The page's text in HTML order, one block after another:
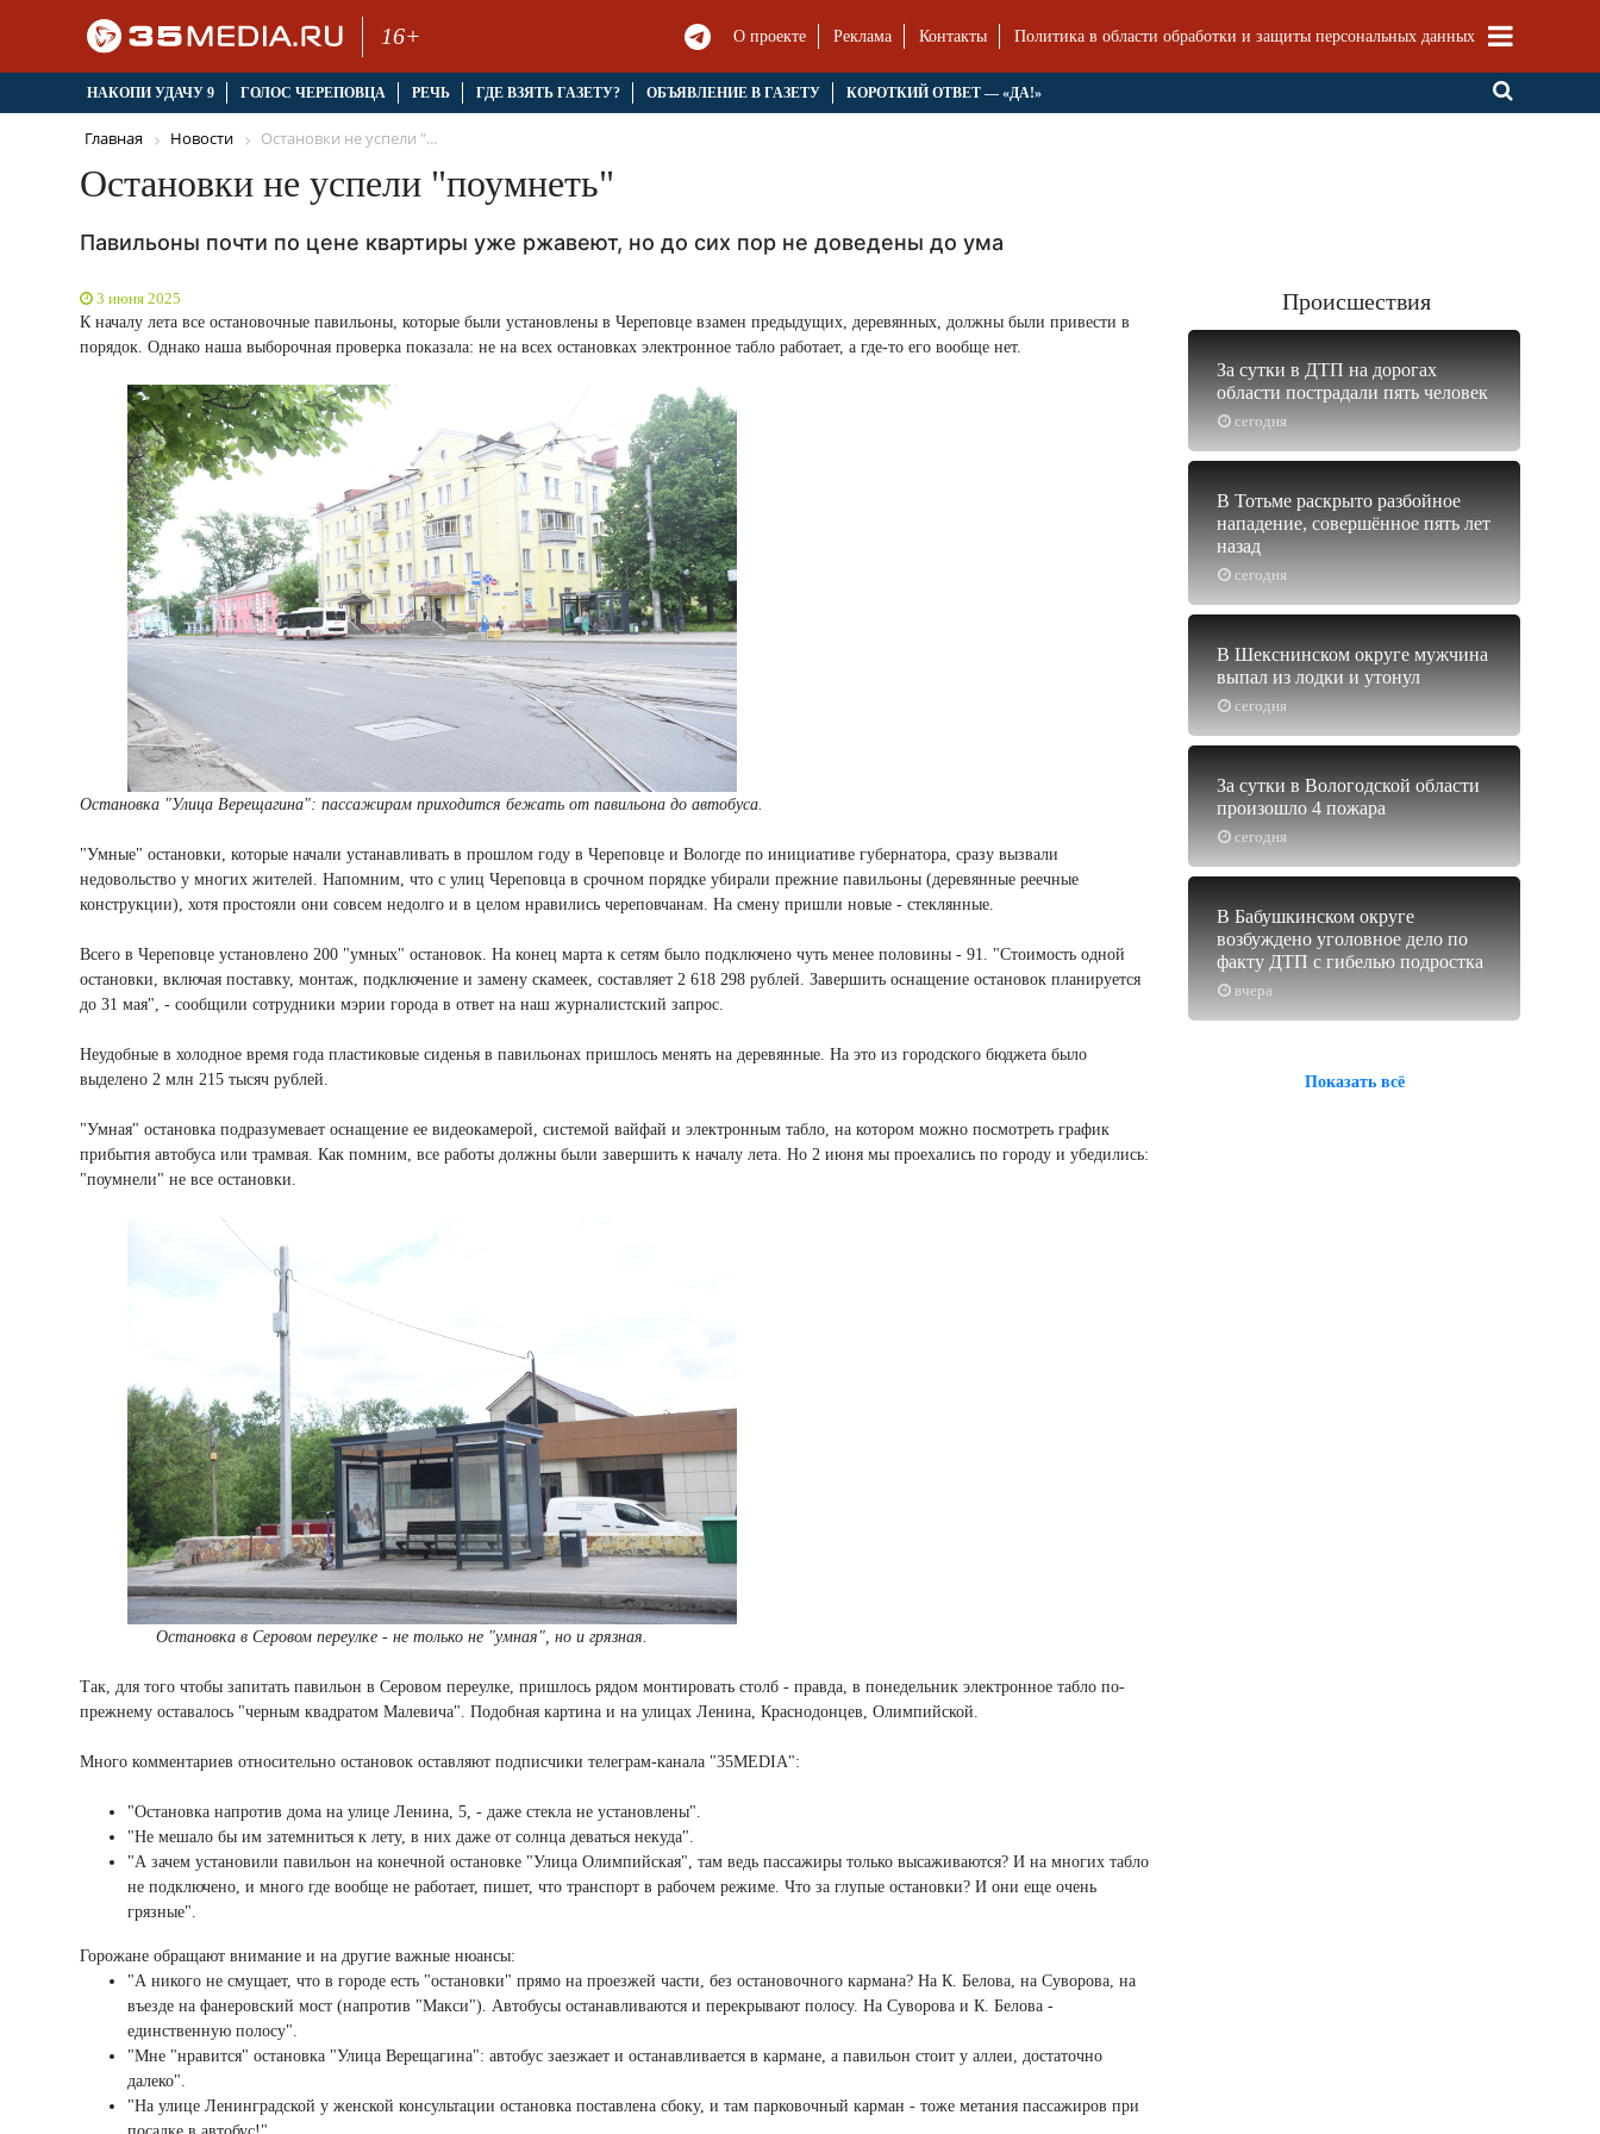
16+ О проекте Реклама Контакты Политика в области обработки и защиты персональных данных
НАКОПИ УДАЧУ 9 ГОЛОС ЧЕРЕПОВЦА РЕЧЬ ГДЕ ВЗЯТЬ ГАЗЕТУ? ОБЪЯВЛЕНИЕ В ГАЗЕТУ КОРОТКИЙ ОТВЕТ — «ДА!»
Главная Новости Остановки не успели "...
Остановки не успели "поумнеть"
Павильоны почти по цене квартиры уже ржавеют, но до сих пор не доведены до ума
3 июня 2025
К началу лета все остановочные павильоны, которые были установлены в Череповце взамен предыдущих, деревянных, должны были привести в
порядок. Однако наша выборочная проверка показала: не на всех остановках электронное табло работает, а где-то его вообще нет.
Остановка "Улица Верещагина": пассажирам приходится бежать от павильона до автобуса.
"Умные" остановки, которые начали устанавливать в прошлом году в Череповце и Вологде по инициативе губернатора, сразу вызвали
недовольство у многих жителей. Напомним, что с улиц Череповца в срочном порядке убирали прежние павильоны (деревянные реечные
конструкции), хотя простояли они совсем недолго и в целом нравились череповчанам. На смену пришли новые - стеклянные.
Всего в Череповце установлено 200 "умных" остановок. На конец марта к сетям было подключено чуть менее половины - 91. "Стоимость одной
остановки, включая поставку, монтаж, подключение и замену скамеек, составляет 2 618 298 рублей. Завершить оснащение остановок планируется
до 31 мая", - сообщили сотрудники мэрии города в ответ на наш журналистский запрос.
Неудобные в холодное время года пластиковые сиденья в павильонах пришлось менять на деревянные. На это из городского бюджета было
выделено 2 млн 215 тысяч рублей.
"Умная" остановка подразумевает оснащение ее видеокамерой, системой вайфай и электронным табло, на котором можно посмотреть график
прибытия автобуса или трамвая. Как помним, все работы должны были завершить к началу лета. Но 2 июня мы проехались по городу и убедились:
"поумнели" не все остановки.
Остановка в Серовом переулке - не только не "умная", но и грязная.
Так, для того чтобы запитать павильон в Серовом переулке, пришлось рядом монтировать столб - правда, в понедельник электронное табло по-
прежнему оставалось "черным квадратом Малевича". Подобная картина и на улицах Ленина, Краснодонцев, Олимпийской.
Много комментариев относительно остановок оставляют подписчики телеграм-канала "35MEDIA":
"Остановка напротив дома на улице Ленина, 5, - даже стекла не установлены".
"Не мешало бы им затемниться к лету, в них даже от солнца деваться некуда".
"А зачем установили павильон на конечной остановке "Улица Олимпийская", там ведь пассажиры только высаживаются? И на многих табло
не подключено, и много где вообще не работает, пишет, что транспорт в рабочем режиме. Что за глупые остановки? И они еще очень
грязные".
Горожане обращают внимание и на другие важные нюансы:
"А никого не смущает, что в городе есть "остановки" прямо на проезжей части, без остановочного кармана? На К. Белова, на Суворова, на
въезде на фанеровский мост (напротив "Макси"). Автобусы останавливаются и перекрывают полосу. На Суворова и К. Белова -
единственную полосу".
"Мне "нравится" остановка "Улица Верещагина": автобус заезжает и останавливается в кармане, а павильон стоит у аллеи, достаточно
далеко".
"На улице Ленинградской у женской консультации остановка поставлена сбоку, и там парковочный карман - тоже метания пассажиров при
Происшествия
сегодня
За сутки в ДТП на дорогах
области пострадали пять человек
сегодня
В Тотьме раскрыто разбойное
нападение, совершённое пять лет
назад
сегодня
В Шекснинском округе мужчина
выпал из лодки и утонул
сегодня
За сутки в Вологодской области
произошло 4 пожара
вчера
В Бабушкинском округе
возбуждено уголовное дело по
факту ДТП с гибелью подростка
Показать всё